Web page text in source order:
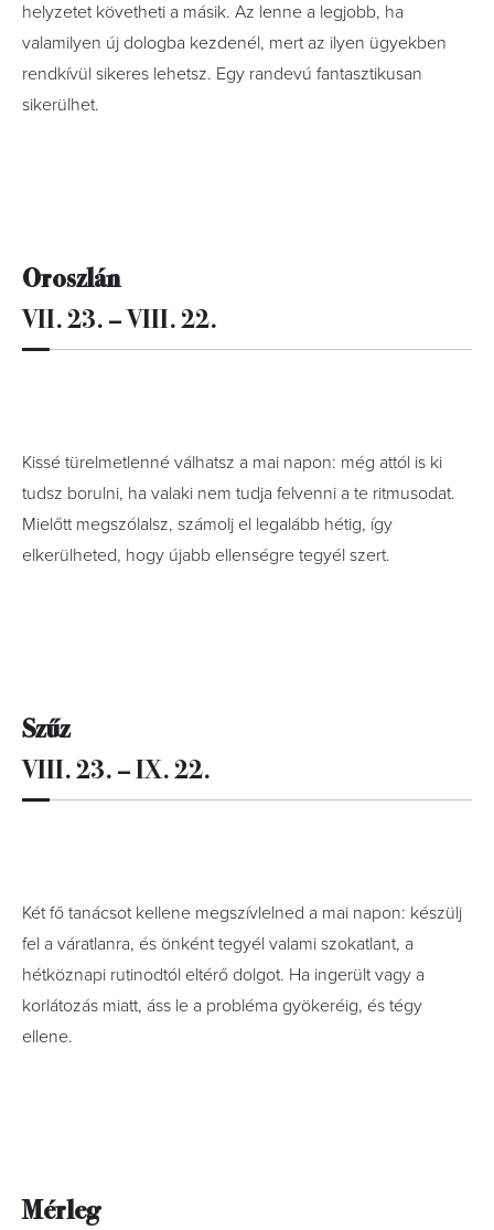
helyzetet követheti a másik. Az lenne a legjobb, ha
valamilyen új dologba kezdenél, mert az ilyen ügyekben
rendkívül sikeres lehetsz. Egy randevú fantasztikusan
sikerülhet.
Oroszlán
VII. 23. – VIII. 22.
Kissé türelmetlenné válhatsz a mai napon: még attól is ki
tudsz borulni, ha valaki nem tudja felvenni a te ritmusodat.
Mielőtt megszólalsz, számolj el legalább hétig, így
elkerülheted, hogy újabb ellenségre tegyél szert.
Szűz
VIII. 23. – IX. 22.
Két fő tanácsot kellene megszívlelned a mai napon: készülj
fel a váratlanra, és önként tegyél valami szokatlant, a
hétköznapi rutinodtól eltérő dolgot. Ha ingerült vagy a
korlátozás miatt, áss le a probléma gyökeréig, és tégy
ellene.
Mérleg